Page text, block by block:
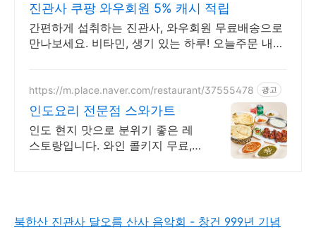
진관사 쿠팡 와우회원 5% 캐시 적립
간편하게 섭취하는 진관사, 와우회원 무료배송으로
만나보세요. 비타민, 생기 있는 하루! 오늘주문 내일
https://m.place.naver.com/restaurant/37555478 광고
인도요리 전문점 스와가트
인도 현지 맛으로 분위기 좋은 레
스토랑입니다. 와인 콜키지 무료,
북한산 진관사 달오름 산사 음악회 - 창건 999년 기념